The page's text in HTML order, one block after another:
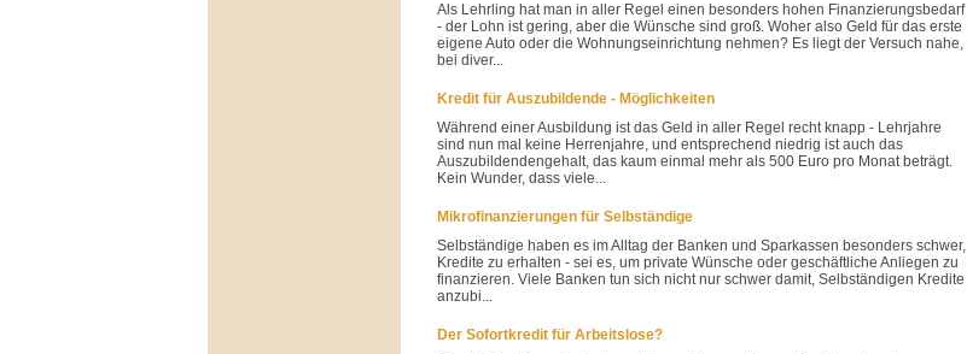
Als Lehrling hat man in aller Regel einen besonders hohen Finanzierungsbedarf
- der Lohn ist gering, aber die Wünsche sind groß. Woher also Geld für das erste
eigene Auto oder die Wohnungseinrichtung nehmen? Es liegt der Versuch nahe,
bei diver...
Kredit für Auszubildende - Möglichkeiten
Während einer Ausbildung ist das Geld in aller Regel recht knapp - Lehrjahre
sind nun mal keine Herrenjahre, und entsprechend niedrig ist auch das
Auszubildendengehalt, das kaum einmal mehr als 500 Euro pro Monat beträgt.
Kein Wunder, dass viele...
Mikrofinanzierungen für Selbständige
Selbständige haben es im Alltag der Banken und Sparkassen besonders schwer,
Kredite zu erhalten - sei es, um private Wünsche oder geschäftliche Anliegen zu
finanzieren. Viele Banken tun sich nicht nur schwer damit, Selbständigen Kredite
anzubi...
Der Sofortkredit für Arbeitslose?